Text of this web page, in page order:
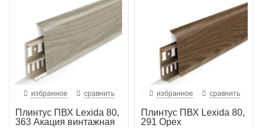
избранное сравнить
Плинтус ПВХ Lexida 80,
363 Акация винтажная
избранное сравнить
Плинтус ПВХ Lexida 80,
291 Орех